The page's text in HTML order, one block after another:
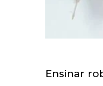
Ensinar